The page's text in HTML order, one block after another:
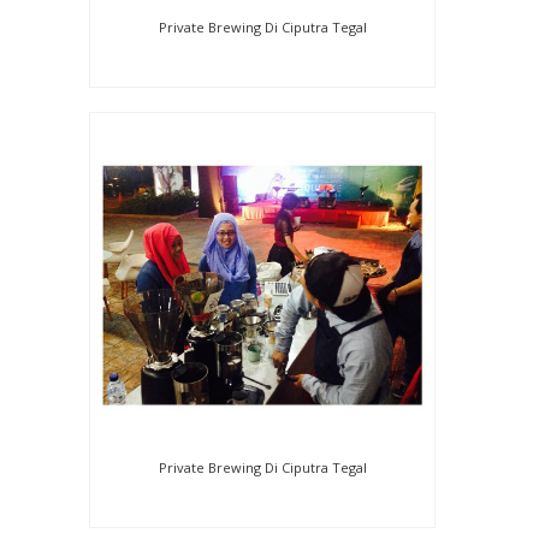
Private Brewing Di Ciputra Tegal
Private Brewing Di Ciputra Tegal